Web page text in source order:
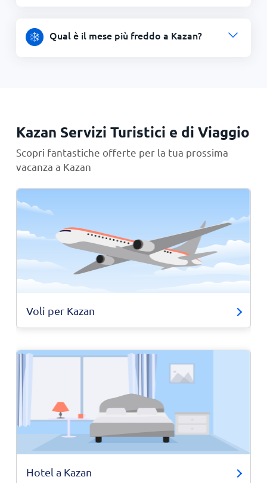
Qual è il mese più freddo a Kazan?
Kazan Servizi Turistici e di Viaggio
Scopri fantastiche offerte per la tua prossima
vacanza a Kazan
Voli per Kazan
Hotel a Kazan